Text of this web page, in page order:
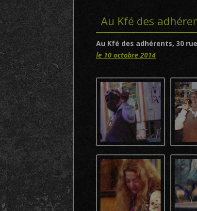
Au Kfé des
Au Kfé des adhérents, 30
le 10 octobre 2014